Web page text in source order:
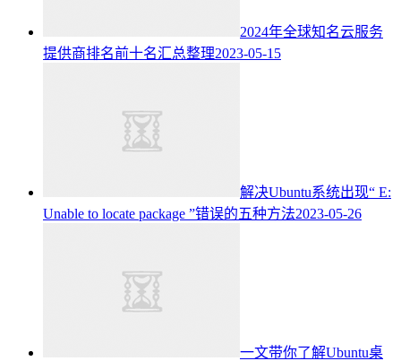
2024年全球知名云服务
提供商排名前十名汇总整理2023-05-15
解决Ubuntu系统出现“ E:
Unable to locate package ”错误的五种方法2023-05-26
一文带你了解Ubuntu桌